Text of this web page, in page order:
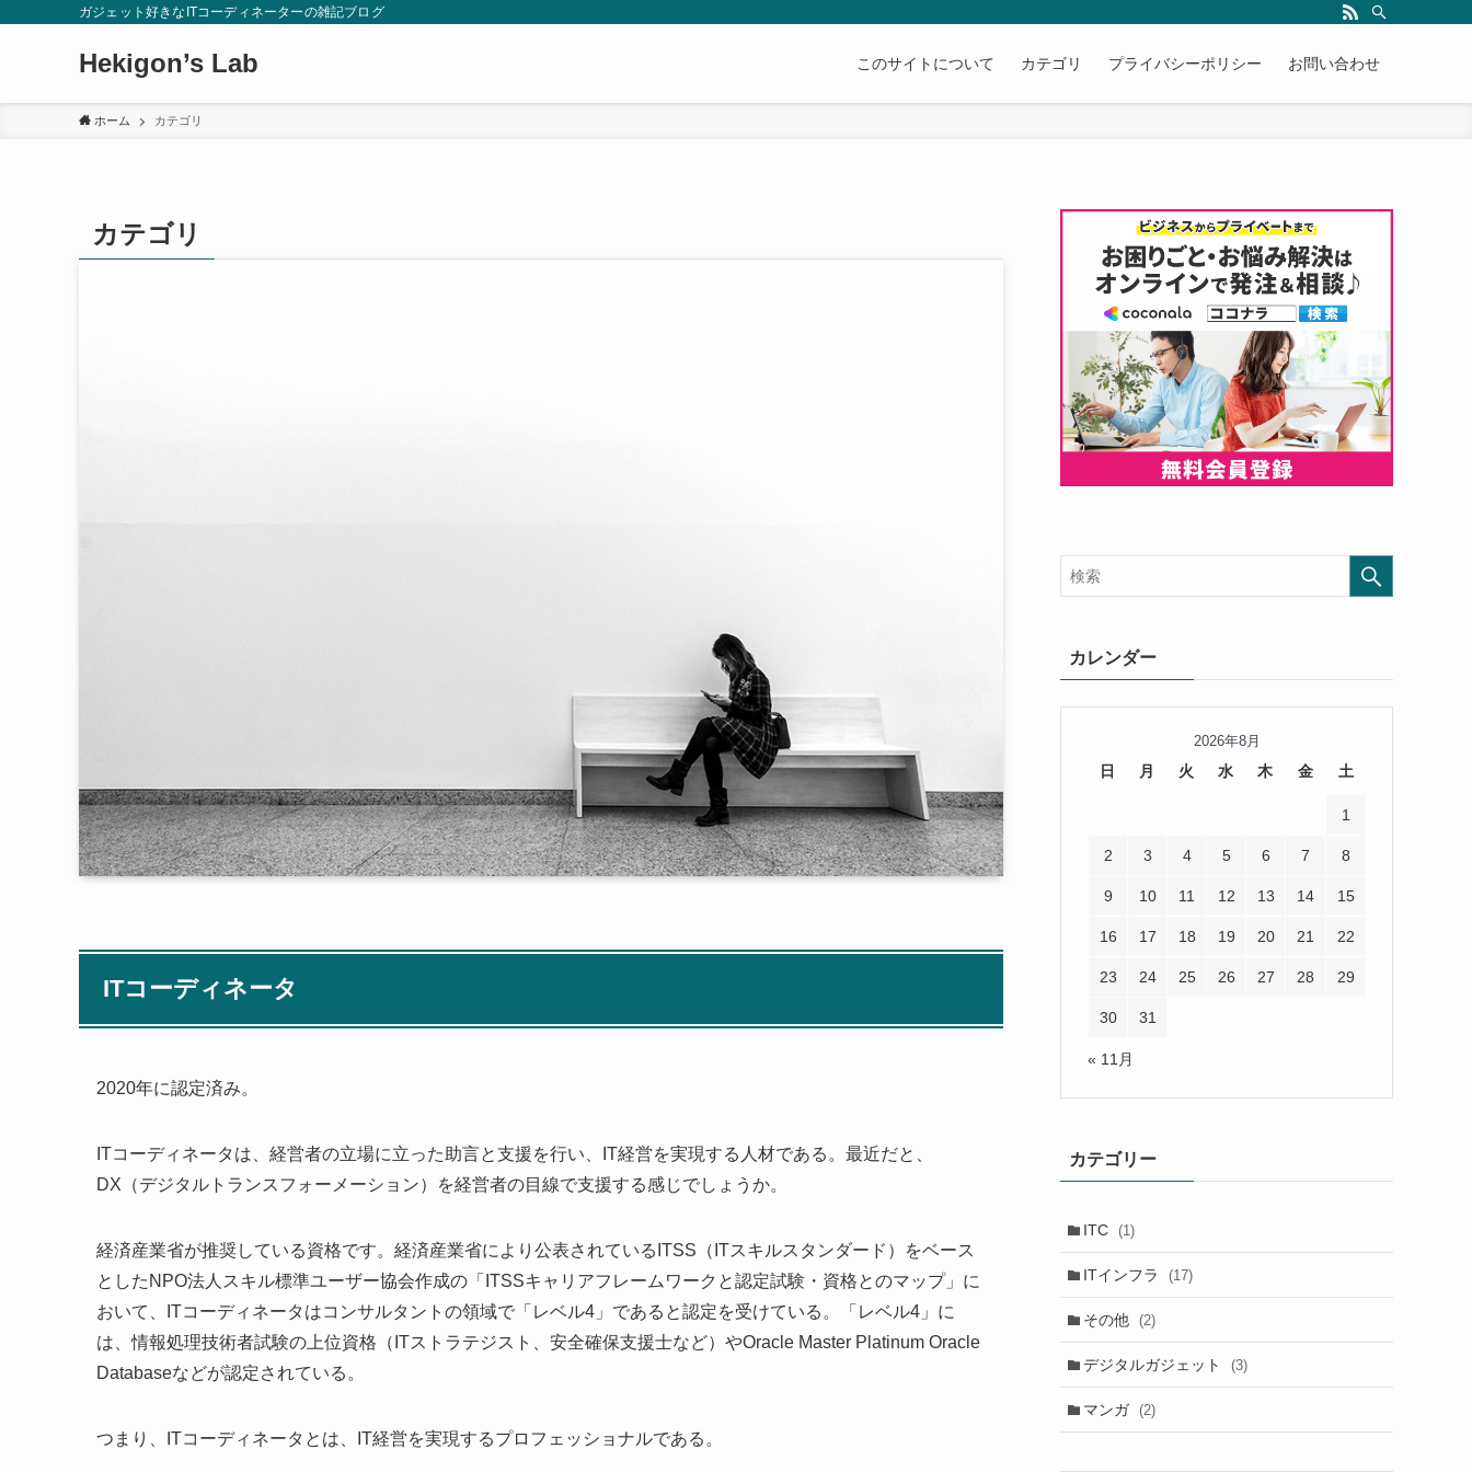
ガジェット好きなITコーディネーターの雑記ブログ
Hekigon’s Lab このサイトについて カテゴリ プライバシーポリシー お問い合わせ
ホーム カテゴリ
カテゴリ
ITコーディネータ
2020年に認定済み。
ITコーディネータは、経営者の立場に立った助言と支援を行い、IT経営を実現する人材である。最近だと、
DX（デジタルトランスフォーメーション）を経営者の目線で支援する感じでしょうか。
経済産業省が推奨している資格です。経済産業省により公表されているITSS（ITスキルスタンダード）をベース
としたNPO法人スキル標準ユーザー協会作成の「ITSSキャリアフレームワークと認定試験・資格とのマップ」に
おいて、ITコーディネータはコンサルタントの領域で「レベル4」であると認定を受けている。「レベル4」に
は、情報処理技術者試験の上位資格（ITストラテジスト、安全確保支援士など）やOracle Master Platinum Oracle
Databaseなどが認定されている。
つまり、ITコーディネータとは、IT経営を実現するプロフェッショナルである。
カレンダー
2026年8月
日 月 火 水 木 金 土
1
2 3 4 5 6 7 8
9 10 11 12 13 14 15
16 17 18 19 20 21 22
23 24 25 26 27 28 29
30 31
« 11月
カテゴリー
ITC (1)
ITインフラ (17)
その他 (2)
デジタルガジェット (3)
マンガ (2)